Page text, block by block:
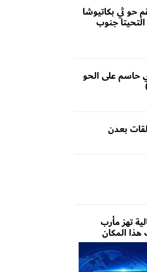
ثي بكاتيوشا
جنوب
حاسم على الحو
بعدن
تهز مأرب
المكان